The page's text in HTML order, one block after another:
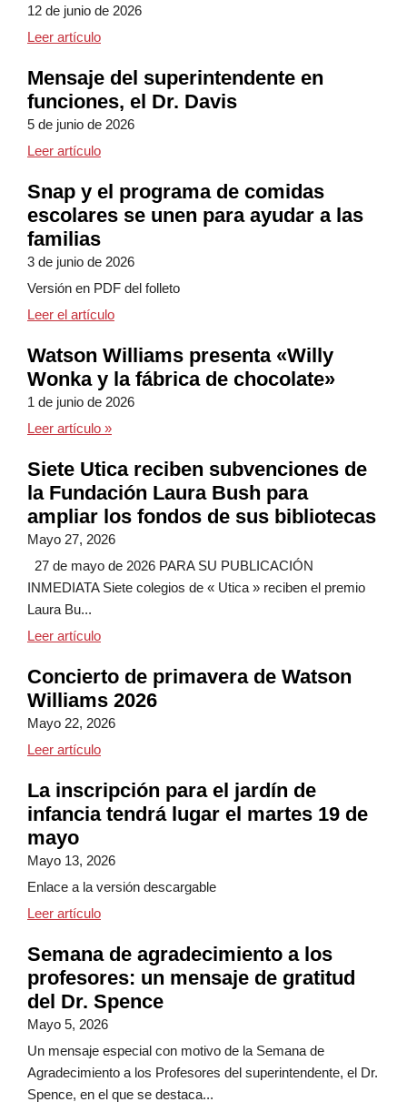
12 de junio de 2026
Leer artículoSegunda edición anual del «Raider Rally» del
Mensaje del superintendente en
funciones, el Dr. Davis
5 de junio de 2026
Leer artículoMensaje del superintendente en funciones, el Dr.
Snap y el programa de comidas
escolares se unen para ayudar a las
familias
3 de junio de 2026
Versión en PDF del folleto
Leer el artículoSnap y el programa de comidas escolares
Watson Williams presenta «Willy
Wonka y la fábrica de chocolate»
1 de junio de 2026
Leer artículo Watson Williams presenta «Willy Wonka y la
»
Siete Utica reciben subvenciones de
la Fundación Laura Bush para
ampliar los fondos de sus bibliotecas
Mayo 27, 2026
27 de mayo de 2026 PARA SU PUBLICACIÓN
INMEDIATA Siete colegios de « Utica » reciben el premio
Laura Bu...
Leer artículoSiete colegios de « Utica » reciben subvenciones
Concierto de primavera de Watson
Williams 2026
Mayo 22, 2026
Leer artículoConcierto de primavera de Watson Williams 2026
La inscripción para el jardín de
infancia tendrá lugar el martes 19 de
mayo
Mayo 13, 2026
Enlace a la versión descargable
Leer artículoLa inscripción para el jardín de infancia tendrá
Semana de agradecimiento a los
profesores: un mensaje de gratitud
del Dr. Spence
Mayo 5, 2026
Un mensaje especial con motivo de la Semana de
Agradecimiento a los Profesores del superintendente, el Dr.
Spence, en el que se destaca...